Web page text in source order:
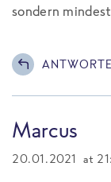
sondern
Marcus
20.01.2021 at